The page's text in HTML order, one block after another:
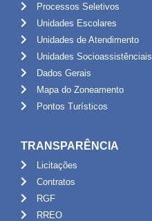
Processos Seletivos
Unidades Escolares
Unidades de Atendimento
Unidades Socioassistênciais
Dados Gerais
Mapa do Zoneamento
Pontos Turísticos
TRANSPARÊNCIA
Licitações
Contratos
RGF
RREO